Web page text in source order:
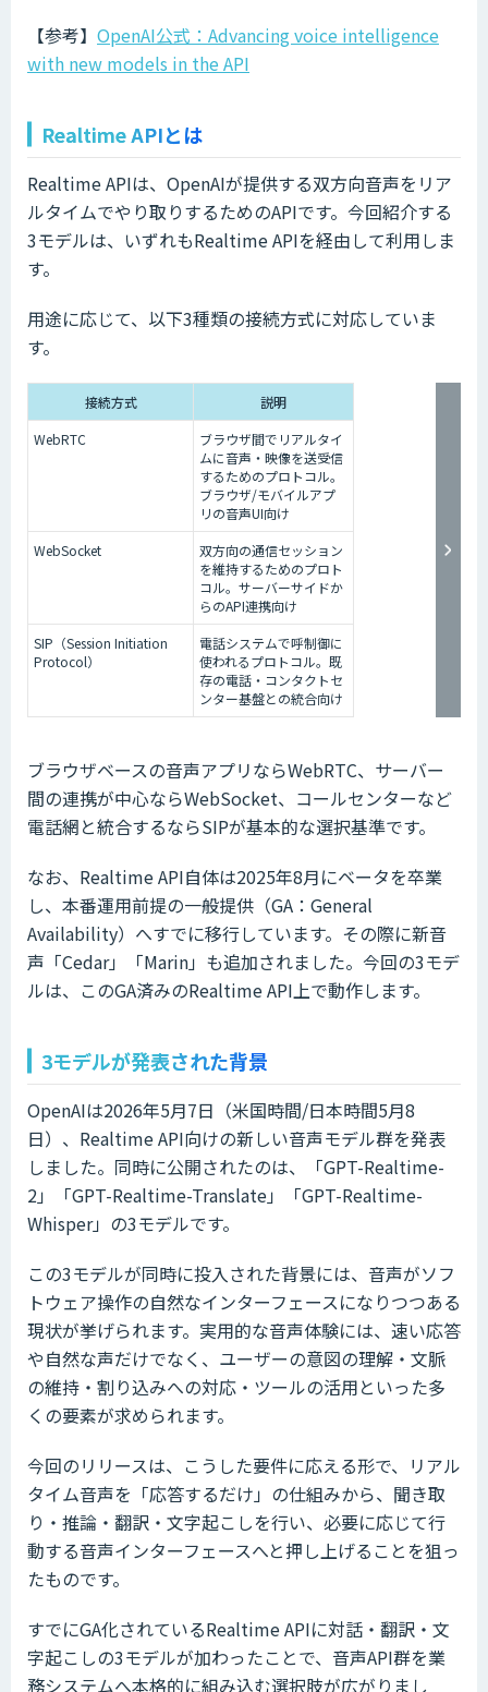
【参考】 OpenAI公式：Advancing voice intelligence
with new models in the API
Realtime APIとは
Realtime APIは、OpenAIが提供する双方向音声をリア
ルタイムでやり取りするためのAPIです。今回紹介する
3モデルは、いずれもRealtime APIを経由して利用しま
す。
用途に応じて、以下3種類の接続方式に対応していま
す。
接続方式
説明
WebRTC
ブラウザ間でリアルタイ
ムに音声・映像を送受信
するためのプロトコル。
ブラウザ/モバイルアプ
リの音声UI向け
WebSocket
双方向の通信セッション
を維持するためのプロト
コル。サーバーサイドか
らのAPI連携向け
SIP（Session Initiation
Protocol）
電話システムで呼制御に
使われるプロトコル。既
存の電話・コンタクトセ
ンター基盤との統合向け
ブラウザベースの音声アプリならWebRTC、サーバー
間の連携が中心ならWebSocket、コールセンターなど
電話網と統合するならSIPが基本的な選択基準です。
なお、Realtime API自体は2025年8月にベータを卒業
し、本番運用前提の一般提供（GA：General
Availability）へすでに移行しています。その際に新音
声「Cedar」「Marin」も追加されました。今回の3モデ
ルは、このGA済みのRealtime API上で動作します。
3モデルが発表された背景
OpenAIは2026年5月7日（米国時間/日本時間5月8
日）、Realtime API向けの新しい音声モデル群を発表
しました。同時に公開されたのは、「GPT-Realtime-
2」「GPT-Realtime-Translate」「GPT-Realtime-
Whisper」の3モデルです。
この3モデルが同時に投入された背景には、音声がソフ
トウェア操作の自然なインターフェースになりつつある
現状が挙げられます。実用的な音声体験には、速い応答
や自然な声だけでなく、ユーザーの意図の理解・文脈
の維持・割り込みへの対応・ツールの活用といった多
くの要素が求められます。
今回のリリースは、こうした要件に応える形で、リアル
タイム音声を「応答するだけ」の仕組みから、聞き取
り・推論・翻訳・文字起こしを行い、必要に応じて行
動する音声インターフェースへと押し上げることを狙っ
たものです。
すでにGA化されているRealtime APIに対話・翻訳・文
字起こしの3モデルが加わったことで、音声API群を業
務システムへ本格的に組み込む選択肢が広がりまし